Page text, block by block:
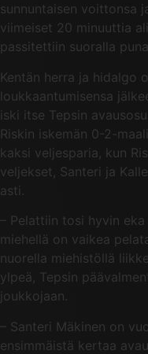
sunnuntaisen voittonsa
viimeiset 20 minuuttia
passitettiin suoralla
Kentän herra ja hidalgo
loukkaantumisensa
iski itse Tepsin
Riskin iskemän 0-2-
kaksi veljesparia, kun
veljekset, Santeri ja
asti.
– Pelattiin tosi hyvin
miehellä on vaikea
nuorella miehistöllä
ylpeä, Tepsin
joukkojaan.
– Santeri Mäkinen on
ensimmäistä kertaa